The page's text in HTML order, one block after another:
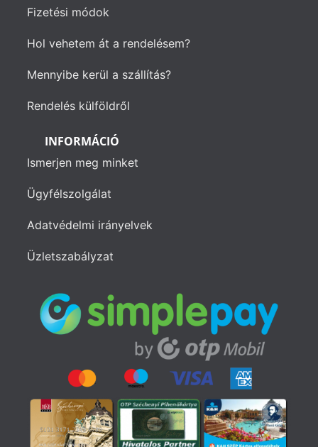
Fizetési módok
Hol vehetem át a rendelésem?
Mennyibe kerül a szállítás?
Rendelés külföldről
INFORMÁCIÓ
Ismerjen meg minket
Ügyfélszolgálat
Adatvédelmi irányelvek
Üzletszabályzat